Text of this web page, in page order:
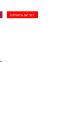
КУПИТЬ БИЛЕТ